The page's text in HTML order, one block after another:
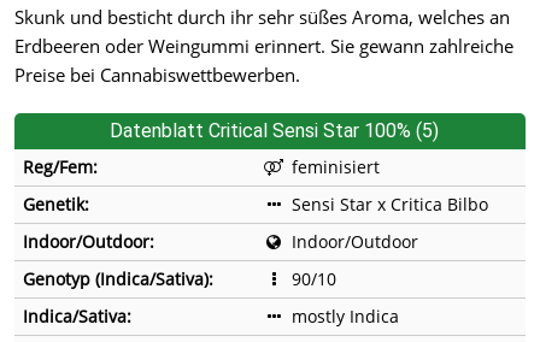
Skunk und besticht durch ihr sehr süßes Aroma, welches an
Erdbeeren oder Weingummi erinnert. Sie gewann zahlreiche
Preise bei Cannabiswettbewerben.
Datenblatt Critical Sensi Star 100% (5)
Reg/Fem:
feminisiert
Genetik:
Sensi Star x Critica Bilbo
Indoor/Outdoor:
Indoor/Outdoor
Genotyp (Indica/Sativa):
90/10
Indica/Sativa:
mostly Indica